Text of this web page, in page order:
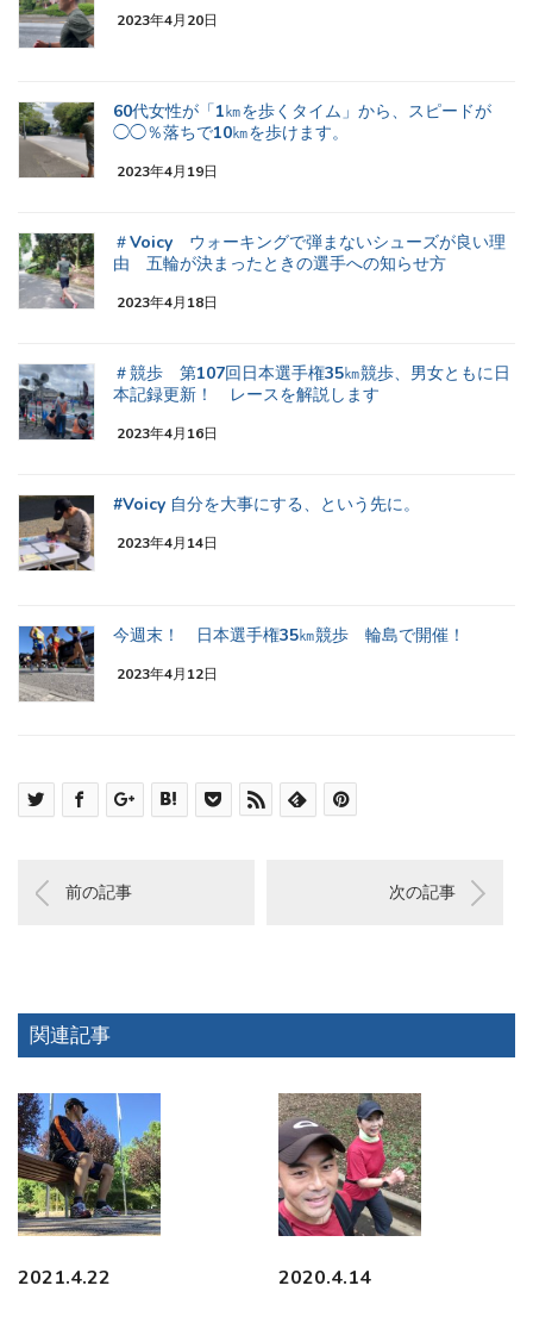
2023年4月20日
60代女性が「1㎞を歩くタイム」から、スピードが
◯◯％落ちで10㎞を歩けます。
2023年4月19日
＃Voicy ウォーキングで弾まないシューズが良い理
由 五輪が決まったときの選手への知らせ方
2023年4月18日
＃競歩 第107回日本選手権35㎞競歩、男女ともに日
本記録更新！ レースを解説します
2023年4月16日
#Voicy 自分を大事にする、という先に。
2023年4月14日
今週末！ 日本選手権35㎞競歩 輪島で開催！
2023年4月12日
前の記事 次の記事
関連記事
2021.4.22 2020.4.14